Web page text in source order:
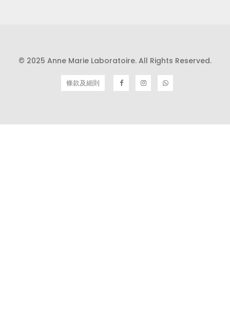
© 2025 Anne Marie Laboratoire. All Rights Reserved.
條款及細則